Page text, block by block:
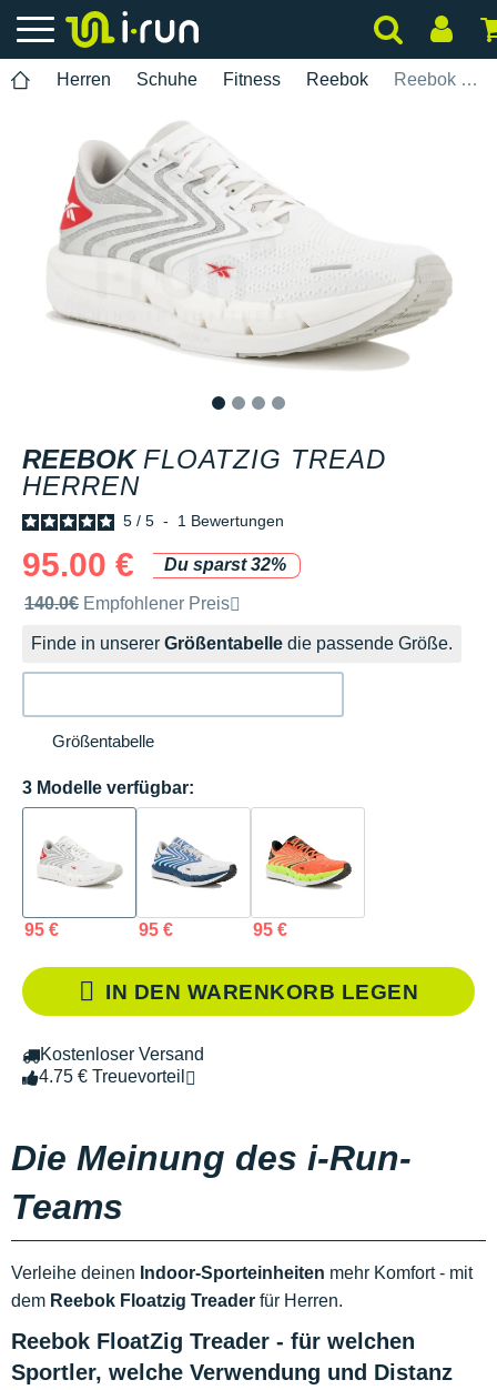
Herren Schuhe Fitness Reebok Reebok Floatzig Tread Herren
REEBOK FLOATZIG TREAD
HERREN
5 / 5 - 1 Bewertungen
95.00 €
Du sparst 32%
Unverbindliche Preisempfehlung der Marke
140.0€ Empfohlener Preis
Finde in unserer Größentabelle die passende Größe.
Größentabelle
3 Modelle verfügbar:
95 € 95 € 95 €
IN DEN WARENKORB LEGEN
Kostenloser Versand
4.75 € Treuevorteil
Die Meinung des i-Run-
Teams
Verleihe deinen Indoor-Sporteinheiten mehr Komfort - mit
dem Reebok Floatzig Treader für Herren.
Reebok FloatZig Treader - für welchen
Sportler, welche Verwendung und Distanz